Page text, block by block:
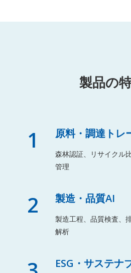
製品の
1 原料・調達トレ
森林認証、リサイクル
管理
2 製造・品質AI
製造工程、品質検査、
解析
ESG・サステナ